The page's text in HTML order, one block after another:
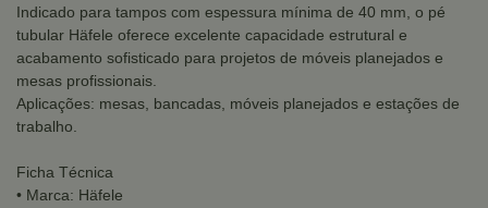
Indicado para tampos com espessura mínima de 40 mm, o pé
tubular Häfele oferece excelente capacidade estrutural e
acabamento sofisticado para projetos de móveis planejados e
mesas profissionais.
Aplicações: mesas, bancadas, móveis planejados e estações de
trabalho.
Ficha Técnica
• Marca: Häfele